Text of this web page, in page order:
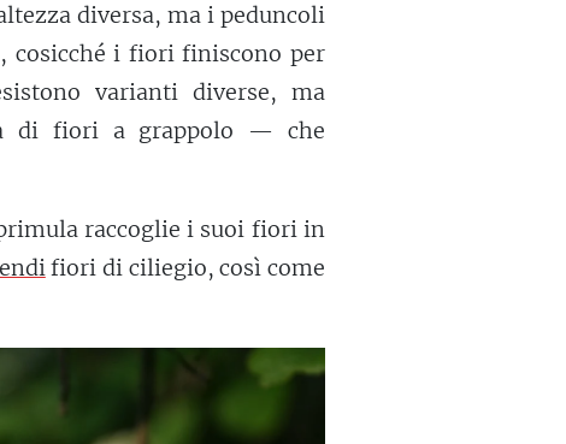
diversa, ma i peduncoli
cosicché i fiori finiscono per
varianti diverse, ma
di fiori a grappolo — che
raccoglie i suoi fiori in
fiori di ciliegio, così come